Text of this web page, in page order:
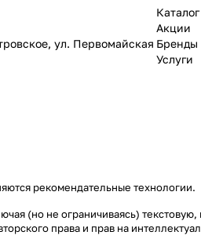
ул. Первомайская
Каталог
Акции
Бренды
Услуги
рекомендательные технологии.
(но не ограничиваясь)
права и прав на